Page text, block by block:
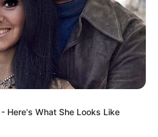
Here's What She Looks Like